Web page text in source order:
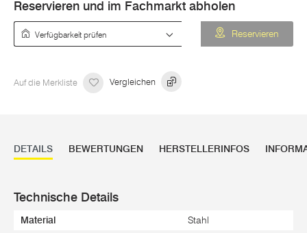
Reservieren und im Fachmarkt abholen
Reservieren
Auf die Merkliste Vergleichen
DETAILS BEWERTUNGEN HERSTELLERINFOS
Technische Details
Material Stahl